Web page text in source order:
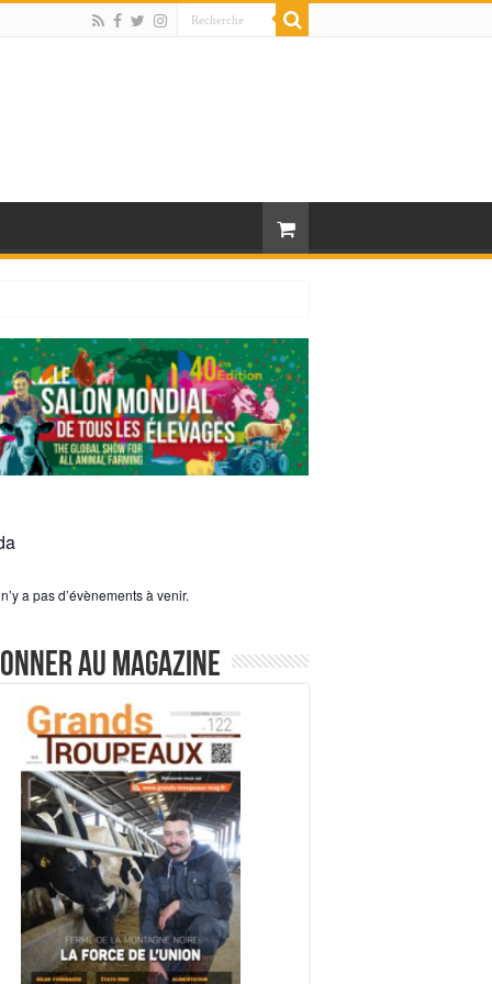
a pas d’évènements à venir.
au magazine